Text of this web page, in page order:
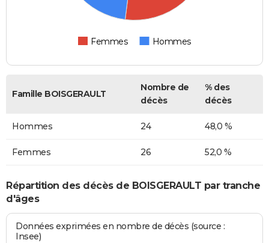
Femmes Hommes
Famille BOISGERAULT
Nombre de
décès
% des
décès
Hommes 24 48,0 %
Femmes 26 52,0 %
Répartition des décès de BOISGERAULT par tranche
d'âges
Données exprimées en nombre de décès (source :
Insee)